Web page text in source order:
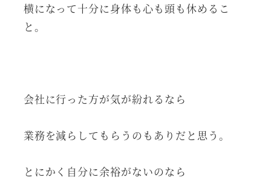
横になって十分に身体も心も頭も休めるこ
と。
会社に行った方が気が紛れるなら
業務を減らしてもらうのもありだと思う。
とにかく自分に余裕がないのなら